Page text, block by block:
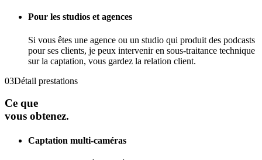
Pour les studios et agences
Si vous êtes une agence ou un studio qui produit des podcasts
pour ses clients, je peux intervenir en sous-traitance technique
sur la captation, vous gardez la relation client.
03Détail prestations
Ce que
vous obtenez.
Captation multi-caméras